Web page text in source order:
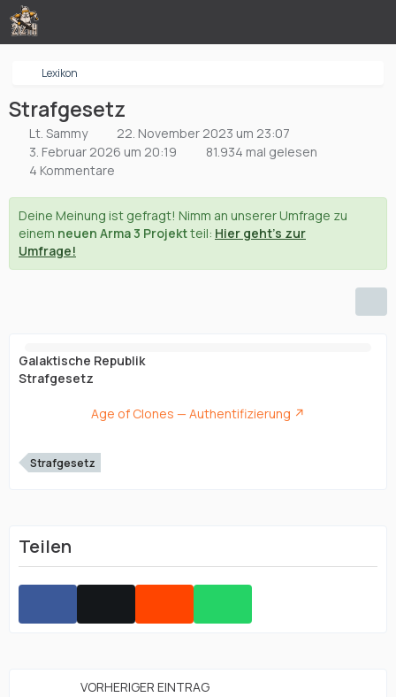
Lexikon
Strafgesetz
Lt. Sammy
22. November 2023 um 23:07
3. Februar 2026 um 20:19
81.934 mal gelesen
4 Kommentare
Deine Meinung ist gefragt! Nimm an unserer Umfrage zu
einem neuen Arma 3 Projektteil: Hier geht's zur
Umfrage!
Galaktische Republik
Strafgesetz
Age of Clones — Authentifizierung
Strafgesetz
Teilen
VORHERIGER EINTRAG